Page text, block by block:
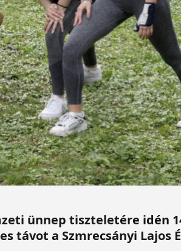
ünnep tiszteletére idén
távot a Szmrecsányi Lajos